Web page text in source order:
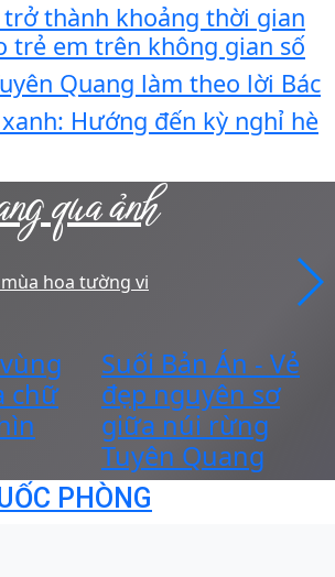
thành khoảng thời gian
trẻ em trên không gian số
Quang làm theo lời Bác
Hướng đến kỳ nghỉ hè
qua ảnh
hoa tường vi
chữ
Suối Bản Án - Vẻ
đẹp nguyên sơ
giữa núi rừng
Tuyên Quang
PHÒNG